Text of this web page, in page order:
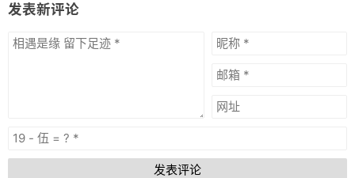
发表新评论
发表评论